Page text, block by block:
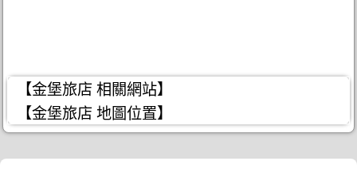
【金堡旅店 相關網站】
【金堡旅店 地圖位置】